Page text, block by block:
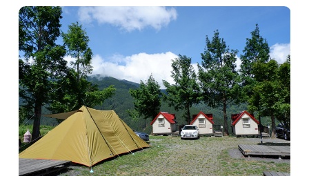
商家合作
推薦景點
討論區
聯絡我們